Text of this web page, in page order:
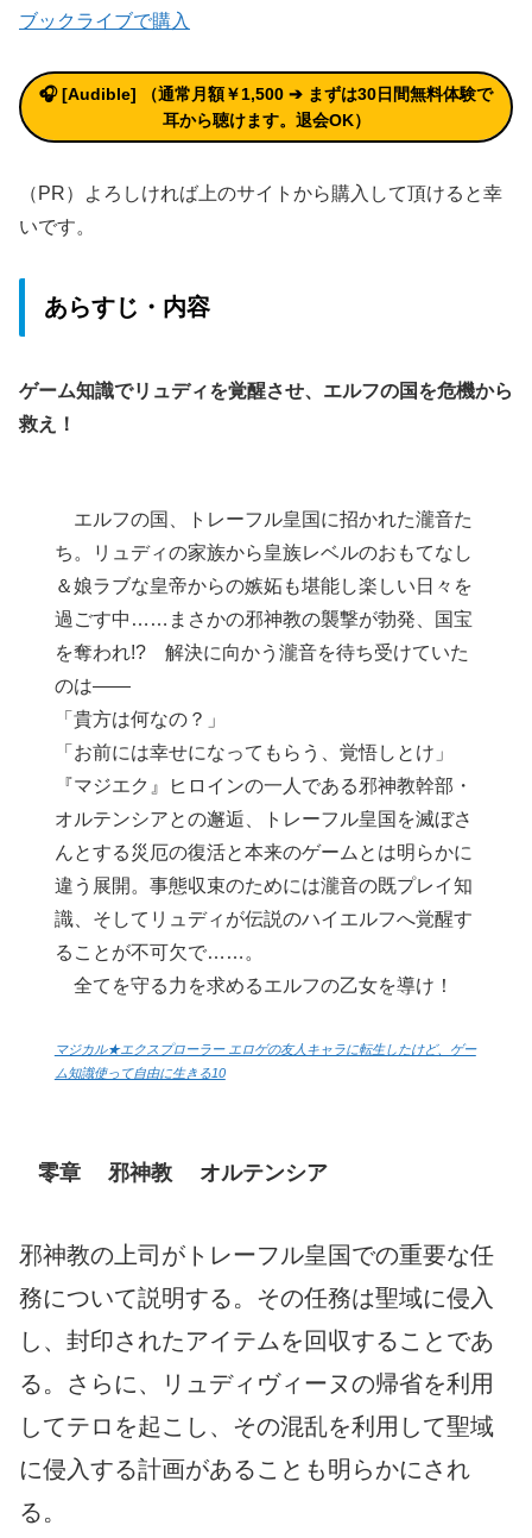
ブックライブで購入
🎧 [Audible] （通常月額￥1,500 ➔ まずは30日間無料体験で
耳から聴けます。退会OK）
（PR）よろしければ上のサイトから購入して頂けると幸
いです。
あらすじ・内容
ゲーム知識でリュディを覚醒させ、エルフの国を危機から
救え！
エルフの国、トレーフル皇国に招かれた瀧音た
ち。リュディの家族から皇族レベルのおもてなし
＆娘ラブな皇帝からの嫉妬も堪能し楽しい日々を
過ごす中……まさかの邪神教の襲撃が勃発、国宝
を奪われ!? 解決に向かう瀧音を待ち受けていた
のは――
「貴方は何なの？」
「お前には幸せになってもらう、覚悟しとけ」
『マジエク』ヒロインの一人である邪神教幹部・
オルテンシアとの邂逅、トレーフル皇国を滅ぼさ
んとする災厄の復活と本来のゲームとは明らかに
違う展開。事態収束のためには瀧音の既プレイ知
識、そしてリュディが伝説のハイエルフへ覚醒す
ることが不可欠で……。
全てを守る力を求めるエルフの乙女を導け！
マジカル★エクスプローラー エロゲの友人キャラに転生したけど、ゲー
ム知識使って自由に生きる10
零章 邪神教 オルテンシア
邪神教の上司がトレーフル皇国での重要な任
務について説明する。その任務は聖域に侵入
し、封印されたアイテムを回収することであ
る。さらに、リュディヴィーヌの帰省を利用
してテロを起こし、その混乱を利用して聖域
に侵入する計画があることも明らかにされ
る。